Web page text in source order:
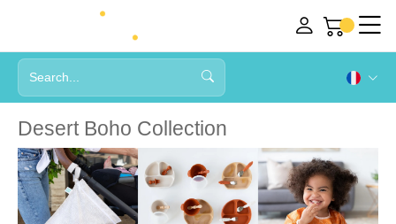
Desert Boho Collection